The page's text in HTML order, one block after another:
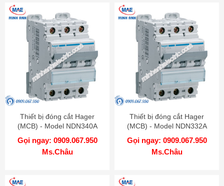
Thiết bị đóng cắt Hager
(MCB) - Model NDN340A
Gọi ngay: 0909.067.950
Ms.Châu
Thiết bị đóng cắt Hager
(MCB) - Model NDN332A
Gọi ngay: 0909.067.950
Ms.Châu